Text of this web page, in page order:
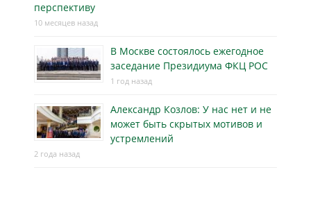
перспективу
10 месяцев назад
В Москве состоялось ежегодное
заседание Президиума ФКЦ РОС
1 год назад
Александр Козлов: У нас нет и не
может быть скрытых мотивов и
устремлений
2 года назад